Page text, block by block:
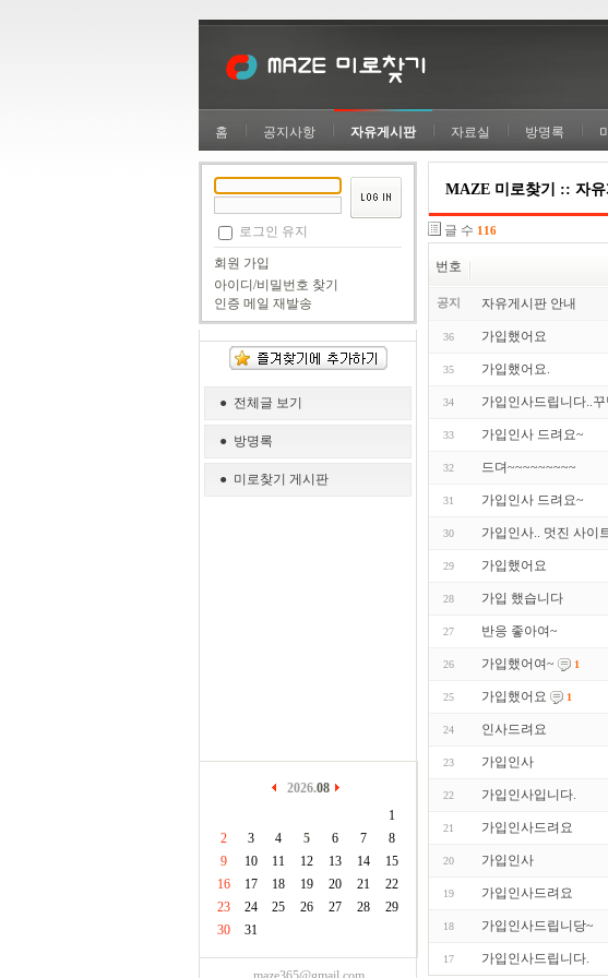
홈 공지사항 자유게시판 자료실 방명록
로그인 유지
회원 가입
아이디/비밀번호 찾기
인증 메일 재발송
● 전체글 보기
● 방명록
● 미로찾기 게시판
2026.08
1
2
3 4 5 6 7
8
9
10 11 12 13 14
15
16
17 18 19 20 21
22
23
24 25 26 27 28
29
30
31
MAZE 미로찾기 :: 자
글 수 116
번호
공지 자유게시판 안내
36 가입했어요
35 가입했어요.
34 가입인사드립니다..꾸
33 가입인사 드려요~
32 드뎌~~~~~~~~~
31 가입인사 드려요~
30 가입인사.. 멋진 사이
29 가입했어요
28 가입 했습니다
27 반응 좋아여~
26 가입했어여~ 1
25 가입했어요 1
24 인사드려요
23 가입인사
22 가입인사입니다.
21 가입인사드려요
20 가입인사
19 가입인사드려요
18 가입인사드립니당~
17 가입인사드립니다.